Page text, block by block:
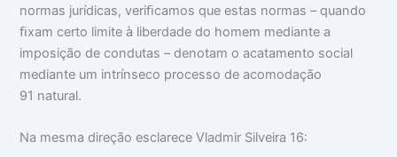
normas jurídicas, veriﬁcamos que estas normas – quando
ﬁxam certo limite à liberdade do homem mediante a
imposição de condutas – denotam o acatamento social
mediante um intrínseco processo de acomodação
91 natural.
Na mesma direção esclarece Vladmir Silveira 16: